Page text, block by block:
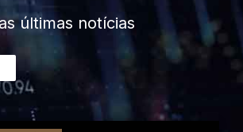
últimas notícias